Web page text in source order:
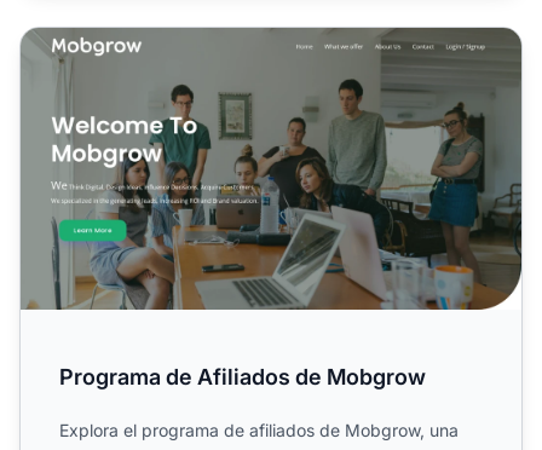
Programa de Afiliados de Mobgrow
Programa de Afiliados de Mobgrow
Explora el programa de afiliados de Mobgrow, una